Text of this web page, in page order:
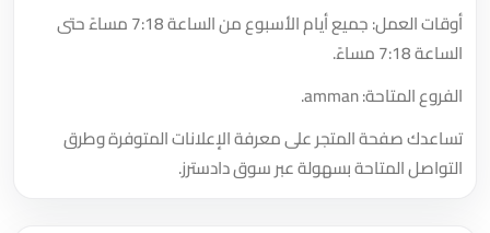
أوقات العمل: جميع أيام الأسبوع من الساعة 7:18 مساءً حتى
الساعة 7:18 مساءً.
الفروع المتاحة: amman.
تساعدك صفحة المتجر على معرفة الإعلانات المتوفرة وطرق
التواصل المتاحة بسهولة عبر سوق دادسترز.